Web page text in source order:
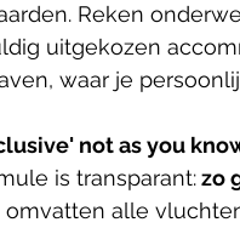
Reken
uitgekozen
waar je
not as you
is transparant: zo
omvatten alle